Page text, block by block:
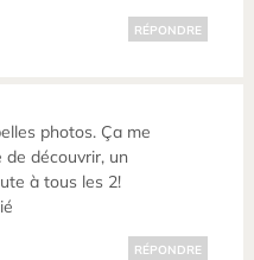
RÉPONDRE
photos. Ça me
de découvrir, un
à tous les 2!
RÉPONDRE